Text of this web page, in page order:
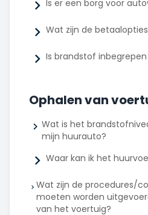
Is er een borg voor
Wat zijn de
Is brandstof
Ophalen van
Wat is het
mijn huurauto?
Waar kan ik het
Wat zijn de procedures/
moeten worden
van het voertuig?